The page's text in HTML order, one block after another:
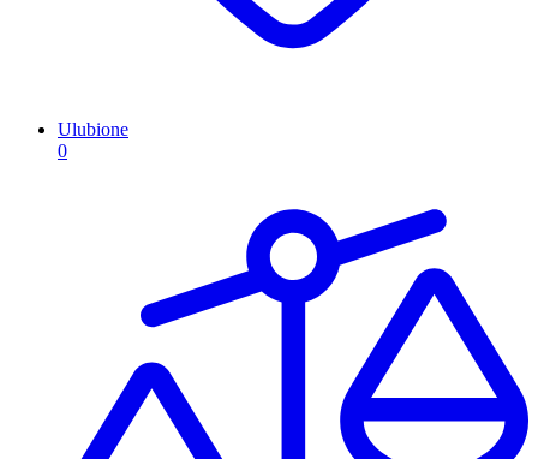
Ulubione
0